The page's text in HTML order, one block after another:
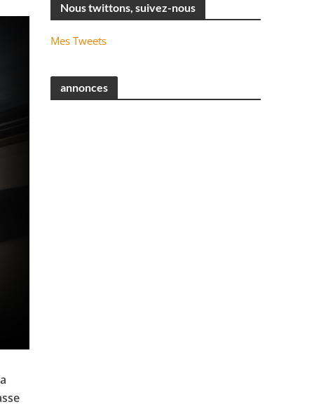
Nous twittons, suivez-nous
Mes Tweets
annonces